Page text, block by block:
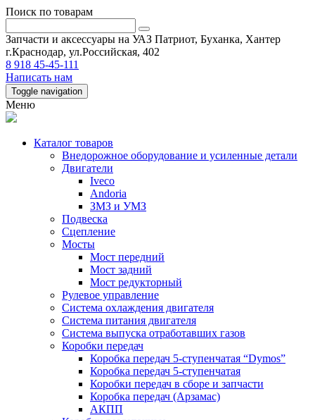
Поиск по товарам
Запчасти и аксессуары на УАЗ Патриот, Буханка, Хантер
г.Краснодар, ул.Российская, 402
8 918 45-45-111
Написать нам
Toggle navigation
Меню
Каталог товаров
Внедорожное оборудование и усиленные детали
Двигатели
Iveco
Andoria
ЗМЗ и УМЗ
Подвеска
Сцепление
Мосты
Мост передний
Мост задний
Мост редукторный
Рулевое управление
Система охлаждения двигателя
Система питания двигателя
Система выпуска отработавших газов
Коробки передач
Коробка передач 5-ступенчатая “Dymos”
Коробка передач 5-ступенчатая
Коробки передач в сборе и запчасти
Коробка передач (Арзамас)
АКПП